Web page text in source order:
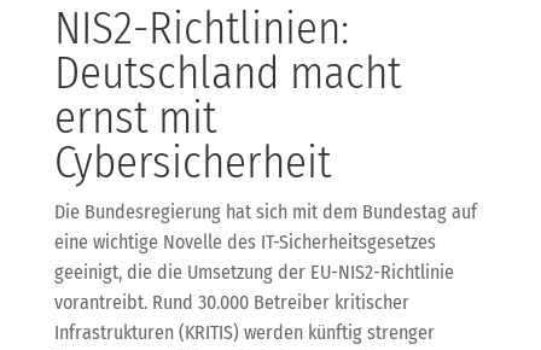
NIS2-Richtlinien:
Deutschland macht
ernst mit
Cybersicherheit
Die Bundesregierung hat sich mit dem Bundestag auf
eine wichtige Novelle des IT-Sicherheitsgesetzes
geeinigt, die die Umsetzung der EU-NIS2-Richtlinie
vorantreibt. Rund 30.000 Betreiber kritischer
Infrastrukturen (KRITIS) werden künftig strenger